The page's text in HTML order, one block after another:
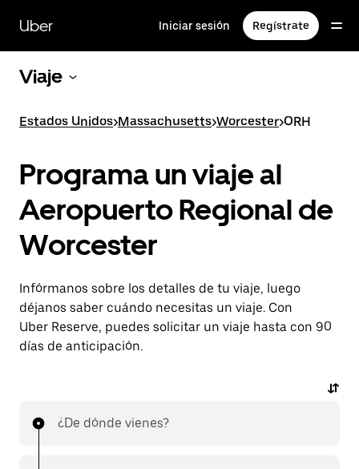
contenido
principal
Uber Iniciar sesión Regístrate
Viaje
Estados Unidos>Massachusetts>Worcester>ORH
Programa un viaje al
Aeropuerto Regional de
Worcester
Infórmanos sobre los detalles de tu viaje, luego
déjanos saber cuándo necesitas un viaje. Con
Uber Reserve, puedes solicitar un viaje hasta con 90
días de anticipación.
¿De dónde vienes?